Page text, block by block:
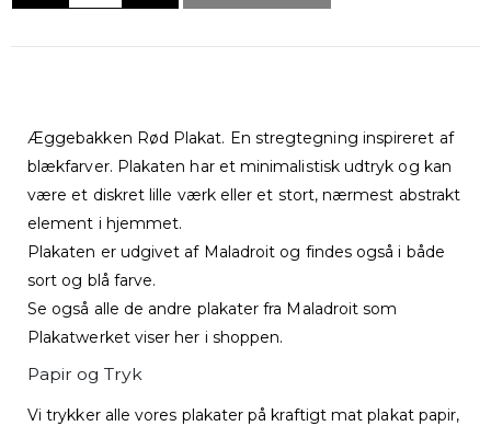
Æggebakken Rød Plakat. En stregtegning inspireret af
blækfarver. Plakaten har et minimalistisk udtryk og kan
være et diskret lille værk eller et stort, nærmest abstrakt
element i hjemmet.
Plakaten er udgivet af Maladroit og findes også i både
sort og blå farve.
Se også alle de andre plakater fra Maladroit som
Plakatwerket viser her i shoppen.
Papir og Tryk
Vi trykker alle vores plakater på kraftigt mat plakat papir,